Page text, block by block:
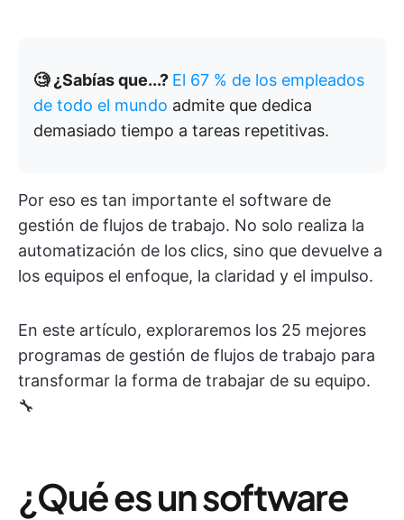
🧐 ¿Sabías que...? El 67 % de los empleados
de todo el mundo admite que dedica
demasiado tiempo a tareas repetitivas.
Por eso es tan importante el software de
gestión de flujos de trabajo. No solo realiza la
automatización de los clics, sino que devuelve a
los equipos el enfoque, la claridad y el impulso.
En este artículo, exploraremos los 25 mejores
programas de gestión de flujos de trabajo para
transformar la forma de trabajar de su equipo.
🔧
¿Qué es un software